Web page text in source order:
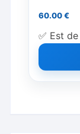
60.00€
✅ Est